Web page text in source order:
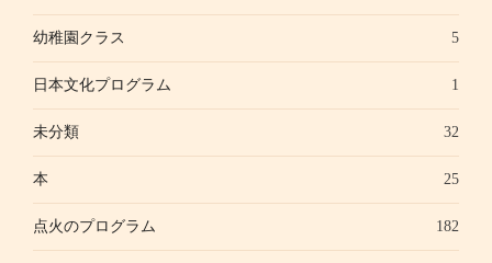
幼稚園クラス 5
日本文化プログラム 1
未分類 32
本 25
点火のプログラム 182